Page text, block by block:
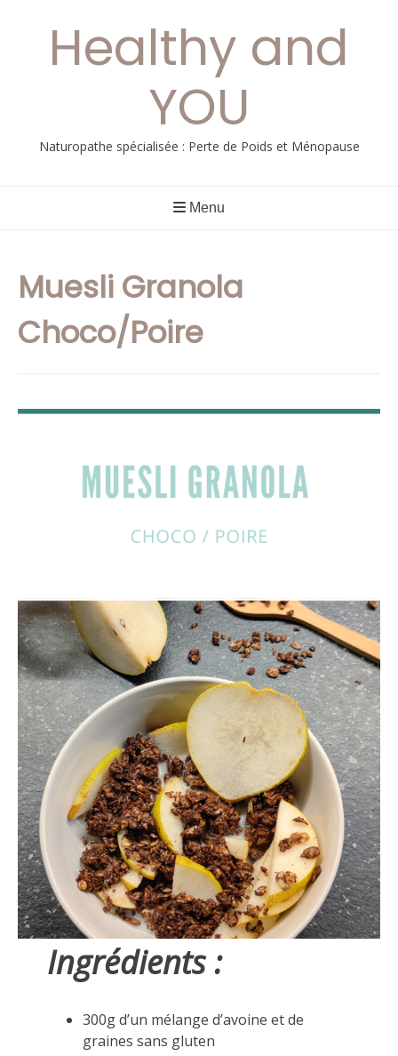
Healthy and
YOU
Naturopathe spécialisée : Perte de Poids et Ménopause
Menu
Muesli Granola
Choco/Poire
Ingrédients :
300g d’un mélange d’avoine et de
graines sans gluten